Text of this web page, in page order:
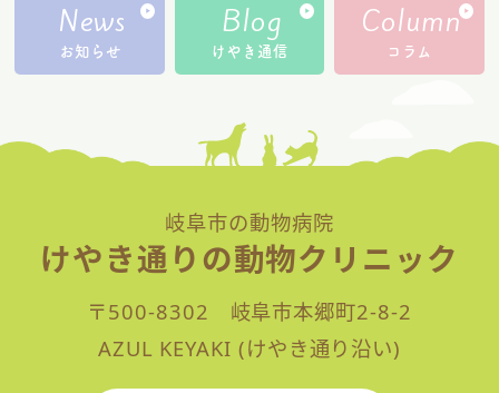
News
お知らせ
Blog
けやき通信
Column
コラム
岐阜市の動物病院
けやき通りの動物クリニック
〒500-8302 岐阜市本郷町2-8-2
AZUL KEYAKI (けやき通り沿い)